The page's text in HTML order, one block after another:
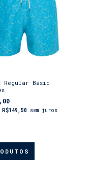
Regular Basic
R$149,50 sem juros